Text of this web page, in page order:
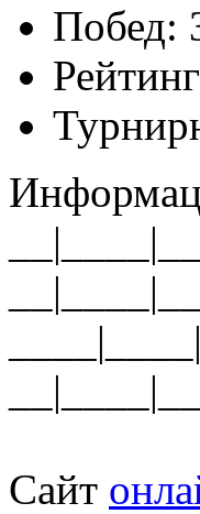
Побед:
Сайт